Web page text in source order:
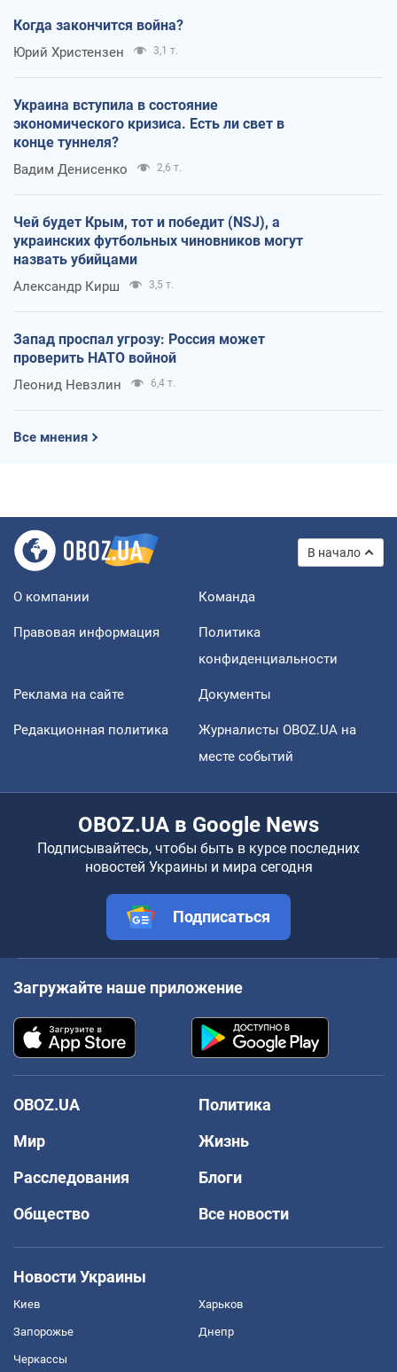
Когда закончится война?
Юрий Христензен 3,1 т.
Украина вступила в состояние
экономического кризиса. Есть ли свет в
конце туннеля?
Вадим Денисенко 2,6 т.
Чей будет Крым, тот и победит (NSJ), а
украинских футбольных чиновников могут
назвать убийцами
Александр Кирш 3,5 т.
Запад проспал угрозу: Россия может
проверить НАТО войной
Леонид Невзлин 6,4 т.
Все мнения
В начало
О компании Команда
Правовая информация
Политика
конфиденциальности
Реклама на сайте Документы
Редакционная политика
Журналисты OBOZ.UA на
месте событий
OBOZ.UA в Google News
Подписывайтесь, чтобы быть в курсе последних
новостей Украины и мира сегодня
Подписаться
Загружайте наше приложение
OBOZ.UA
Политика
Мир
Жизнь
Расследования
Блоги
Общество
Все новости
Новости Украины
Киев Харьков
Запорожье Днепр
Черкассы